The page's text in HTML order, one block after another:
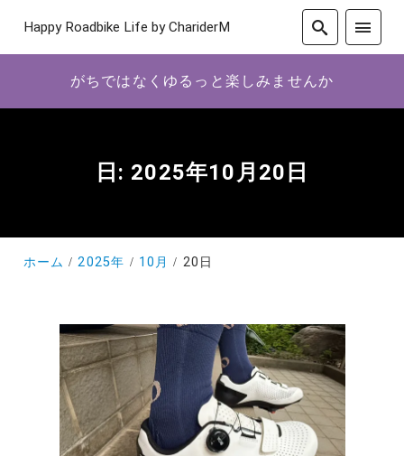
Happy Roadbike Life by ChariderM
がちではなくゆるっと楽しみませんか
日: 2025年10月20日
ホーム 2025年 10月 20日